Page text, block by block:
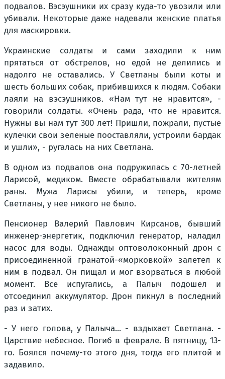
подвалов. Вэсэушники их сразу куда-то увозили или
убивали. Некоторые даже надевали женские платья
для маскировки.
Украинские солдаты и сами заходили к ним
прятаться от обстрелов, но едой не делились и
надолго не оставались. У Светланы были коты и
шесть больших собак, прибившихся к людям. Собаки
лаяли на вэсэушников. «Нам тут не нравится», -
говорили солдаты. «Очень рада, что не нравится.
Нужны вы нам тут 300 лет! Пришли, пожрали, пустые
кулечки свои зеленые пооставляли, устроили бардак
и ушли», - ругалась на них Светлана.
В одном из подвалов она подружилась с 70-летней
Ларисой, медиком. Вместе обрабатывали жителям
раны. Мужа Ларисы убили, и теперь, кроме
Светланы, у нее никого не было.
Пенсионер Валерий Павлович Кирсанов, бывший
инженер-энергетик, подключил генератор, наладил
насос для воды. Однажды оптоволоконный дрон с
присоединенной гранатой-«морковкой» залетел к
ним в подвал. Он пищал и мог взорваться в любой
момент. Все испугались, а Палыч подошел и
отсоединил аккумулятор. Дрон пикнул в последний
раз и затих.
- У него голова, у Палыча... - вздыхает Светлана. -
Царствие небесное. Погиб в феврале. В пятницу, 13-
го. Боялся почему-то этого дня, тогда его плитой и
задавило.